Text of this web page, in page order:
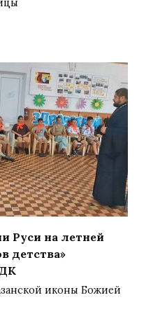
Руси на летней
детства»
иконы Божией